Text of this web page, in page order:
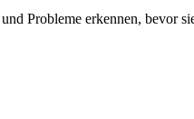
Probleme erkennen, bevor